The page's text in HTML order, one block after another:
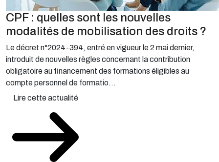
CPF : quelles sont les nouvelles
modalités de mobilisation des droits ?
Le décret n°2024-394, entré en vigueur le 2 mai dernier,
introduit de nouvelles règles concernant la contribution
obligatoire au financement des formations éligibles au
compte personnel de formatio...
Lire cette actualité